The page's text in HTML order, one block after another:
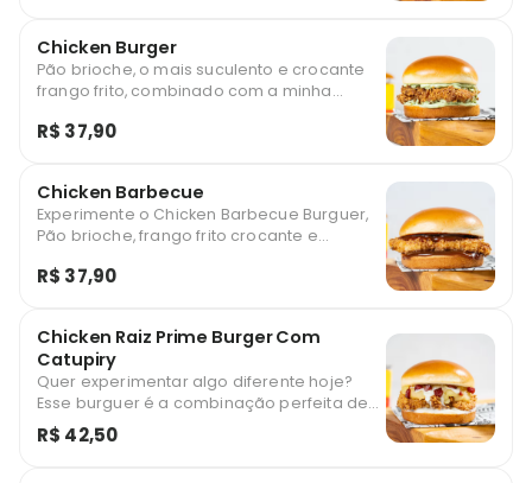
Chicken Burger
Pão brioche, o mais suculento e crocante
frango frito, combinado com a minha
R$ 37,90
Chicken Barbecue
Experimente o Chicken Barbecue Burguer,
Pão brioche, frango frito crocante e
R$ 37,90
Chicken Raiz Prime Burger Com
Catupiry
Quer experimentar algo diferente hoje?
Esse burguer é a combinação perfeita de
pão brioche, o meu famoso purê de aipim
N1, bacon, molho Catupiry e o melhor frango
R$ 42,50